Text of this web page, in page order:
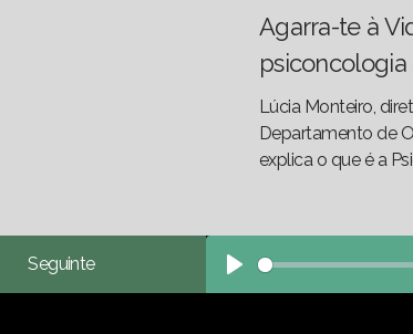
Agarra-te à
psiconcologia
Lúcia Monteiro,
Departamento de
explica o que é a
Seguinte
Play